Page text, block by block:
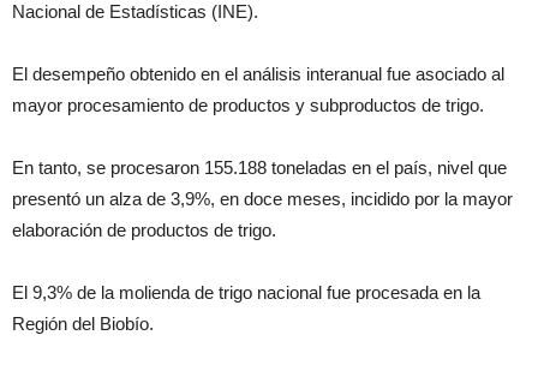
Nacional de Estadísticas (INE).
El desempeño obtenido en el análisis interanual fue asociado al
mayor procesamiento de productos y subproductos de trigo.
En tanto, se procesaron 155.188 toneladas en el país, nivel que
presentó un alza de 3,9%, en doce meses, incidido por la mayor
elaboración de productos de trigo.
El 9,3% de la molienda de trigo nacional fue procesada en la
Región del Biobío.